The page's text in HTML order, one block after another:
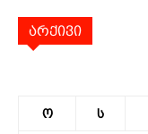
არქივი
ო ს